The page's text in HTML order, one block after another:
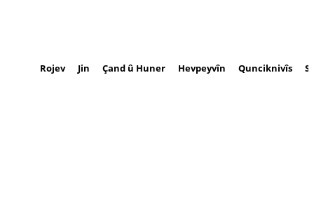
Rojev Jin Çand û Huner Hevpeyvîn Qunciknivîs